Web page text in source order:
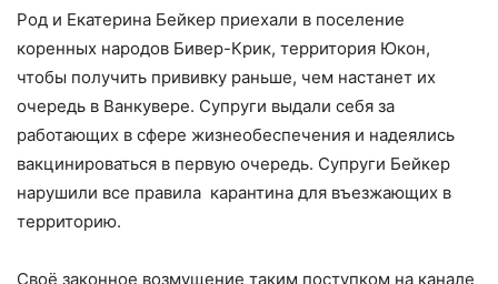
Род и Екатерина Бейкер приехали в поселение
коренных народов Бивер-Крик, территория Юкон,
чтобы получить прививку раньше, чем настанет их
очередь в Ванкувере. Супруги выдали себя за
работающих в сфере жизнеобеспечения и надеялись
вакцинироваться в первую очередь. Супруги Бейкер
нарушили все правила карантина для въезжающих в
территорию.
Своё законное возмущение таким поступком на канале